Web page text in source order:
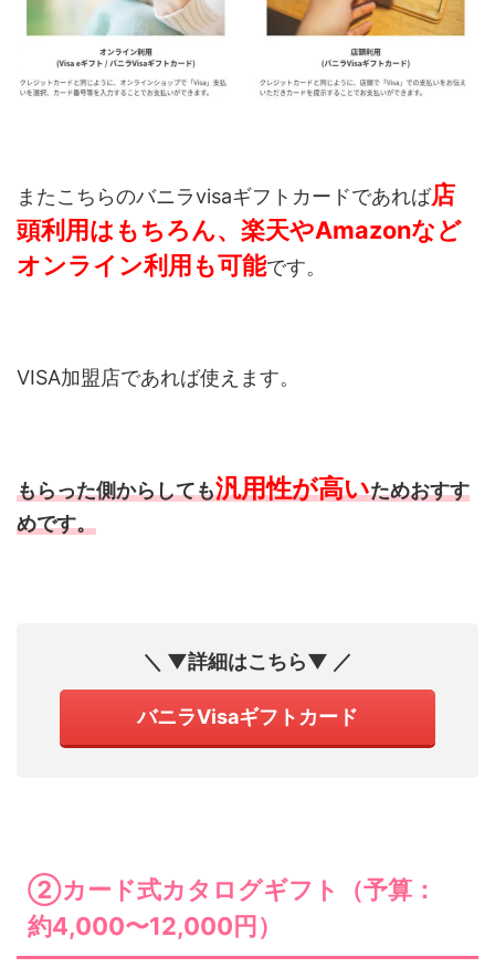
またこちらのバニラvisaギフトカードであれば店
頭利用はもちろん、 楽天やAmazonなど
オンライン利用も可能です。
VISA加盟店であれば使えます。
もらった側からしても汎用性が高いためおすす
めです。
＼ ▼詳細はこちら▼ ／
バニラVisaギフトカード
②カード式カタログギフト（予算：
約4,000〜12,000円）